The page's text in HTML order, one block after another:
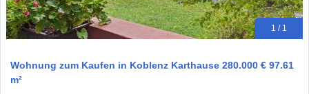
1 / 1
Wohnung zum Kaufen in Koblenz Karthause 280.000 € 97.61
m²